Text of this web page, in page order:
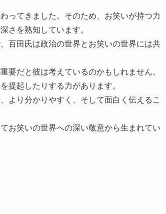
ってきました。そのため、お笑いが持つ力
さを熟知しています。
百田氏は政治の世界とお笑いの世界には共
要だと彼は考えているのかもしれません。
提起したりする力があります。
より分かりやすく、そして面白く伝えるこ
お笑いの世界への深い敬意から生まれてい